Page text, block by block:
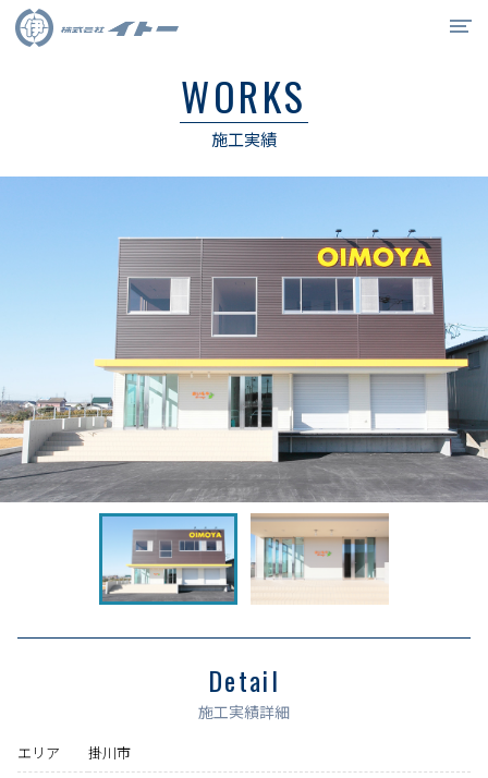
リクルート
0538-34-6715
お問合せ
WORKS
施工実績
Detail
施工実績詳細
エリア
掛川市